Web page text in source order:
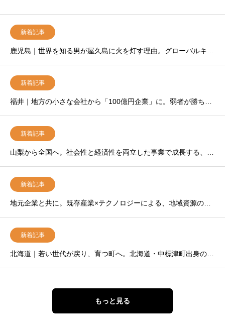
新着記事
新着記事
新着記事
新着記事
新着記事
もっと見る